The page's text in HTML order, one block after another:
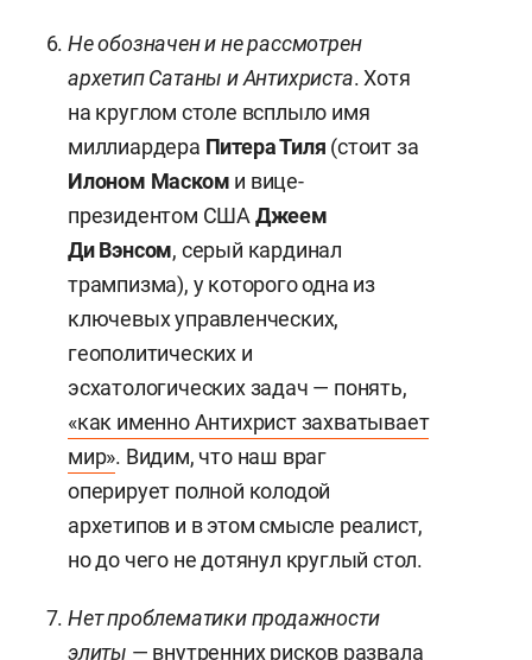
Не обозначен и не рассмотрен
архетип Сатаны и Антихриста. Хотя
на круглом столе всплыло имя
миллиардера Питера Тиля (стоит за
Илоном Маском и вице-
президентом США Джеем
ДиВэнсом, серый кардинал
трампизма), у которого одна из
ключевых управленческих,
геополитических и
эсхатологических задач — понять,
«как именно Антихрист захватывает
мир». Видим, что наш враг
оперирует полной колодой
архетипов и в этом смысле реалист,
но до чего не дотянул круглый стол.
Нет проблематики продажности
элиты — внутренних рисков развала